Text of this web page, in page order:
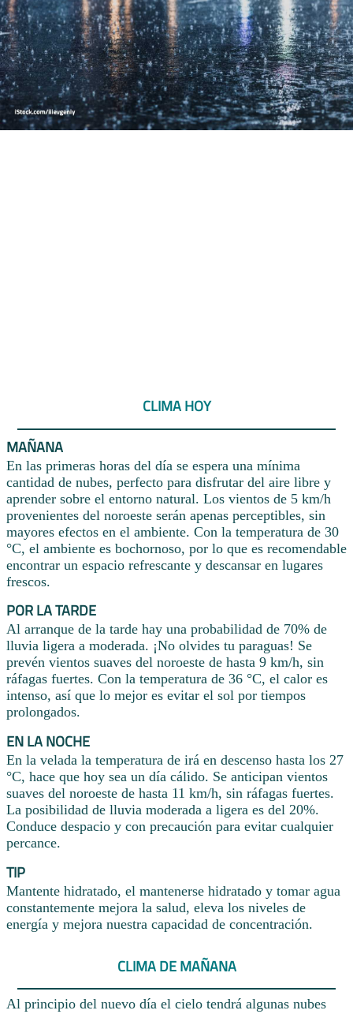
CLIMA HOY
MAÑANA
En las primeras horas del día se espera una mínima
cantidad de nubes, perfecto para disfrutar del aire libre y
aprender sobre el entorno natural. Los vientos de 5 km/h
provenientes del noroeste serán apenas perceptibles, sin
mayores efectos en el ambiente. Con la temperatura de 30
°C, el ambiente es bochornoso, por lo que es recomendable
encontrar un espacio refrescante y descansar en lugares
frescos.
POR LA TARDE
Al arranque de la tarde hay una probabilidad de 70% de
lluvia ligera a moderada. ¡No olvides tu paraguas! Se
prevén vientos suaves del noroeste de hasta 9 km/h, sin
ráfagas fuertes. Con la temperatura de 36 °C, el calor es
intenso, así que lo mejor es evitar el sol por tiempos
prolongados.
EN LA NOCHE
En la velada la temperatura de irá en descenso hasta los 27
°C, hace que hoy sea un día cálido. Se anticipan vientos
suaves del noroeste de hasta 11 km/h, sin ráfagas fuertes.
La posibilidad de lluvia moderada a ligera es del 20%.
Conduce despacio y con precaución para evitar cualquier
percance.
TIP
Mantente hidratado, el mantenerse hidratado y tomar agua
constantemente mejora la salud, eleva los niveles de
energía y mejora nuestra capacidad de concentración.
CLIMA DE MAÑANA
Al principio del nuevo día el cielo tendrá algunas nubes